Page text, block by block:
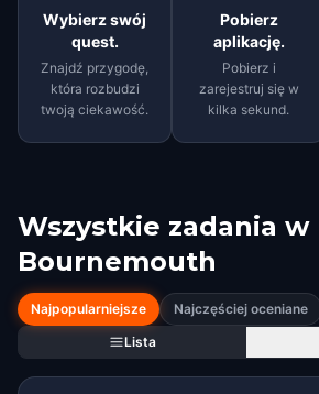
Wybierz swój
quest.
Znajdź przygodę,
która rozbudzi
twoją ciekawość.
Pobierz
aplikację.
Pobierz i
zarejestruj się w
kilka sekund.
Wszystkie zadania w
Bournemouth
Najpopularniejsze Najczęściej oceniane
Lista